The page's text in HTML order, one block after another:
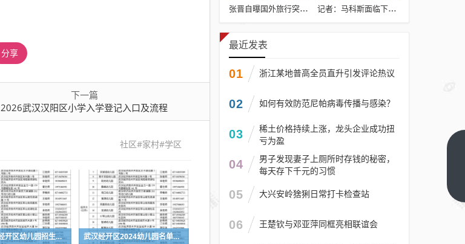
分享
下一篇
2026武汉汉阳区小学入学登记入口及流程
社区#家村#学区
武汉2024经开区幼儿园招生入园指南 武汉经开区2024幼儿园名单及联系方式一览表
张晋自曝国外旅行突发心脏病险丧命 记者：马科斯面临下台危机
最近发表
01 浙江某地普高全员直升引发评论热议
02 如何有效防范尼帕病毒传播与感染？
03
稀土价格持续上涨，龙头企业成功扭
亏为盈
04
男子发现妻子上厕所时存钱的秘密，
每天存下千元的习惯
05 大兴安岭猞猁日常打卡检查站
06 王楚钦与邓亚萍同框亮相联谊会